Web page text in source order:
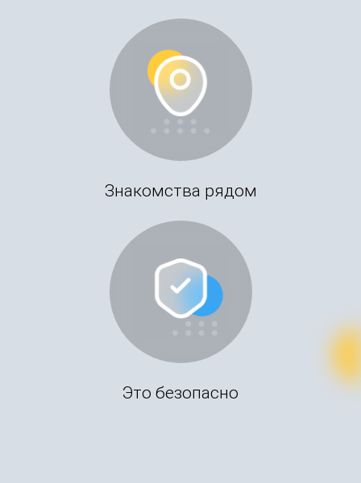
Знакомства рядом
Это безопасно